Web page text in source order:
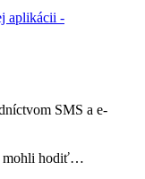
aplikácii -
SMS a e-
mohli hodiť…